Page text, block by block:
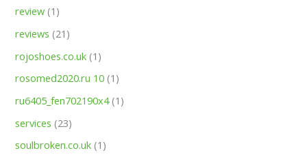
review (1)
reviews (21)
rojoshoes.co.uk (1)
rosomed2020.ru 10 (1)
ru6405_fen702190x4(1)
services (23)
soulbroken.co.uk (1)